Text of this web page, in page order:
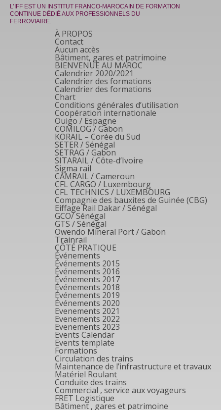
L’IFF EST UN INSTITUT FRANCO-MAROCAIN DE FORMATION
CONTINUE DÉDIÉ AUX PROFESSIONNELS DU
FERROVIAIRE.
À PROPOS
Contact
Aucun accès
Bâtiment, gares et patrimoine
BIENVENUE AU MAROC
Calendrier 2020/2021
Calendrier des formations
Calendrier des formations
Chart
Conditions générales d’utilisation
Coopération internationale
Ouigo / Espagne
COMILOG / Gabon
KORAIL – Corée du Sud
SETER / Sénégal
SETRAG / Gabon
SITARAIL / Côte-d’Ivoire
Sigma rail
CAMRAIL / Cameroun
CFL CARGO / Luxembourg
CFL TECHNICS / LUXEMBOURG
Compagnie des bauxites de Guinée (CBG)
Eiffage Rail Dakar / Sénégal
GCO/ Sénégal
GTS / Sénégal
Owendo Mineral Port / Gabon
Trainrail
CÔTÉ PRATIQUE
Événements
Événements 2015
Événements 2016
Événements 2017
Événements 2018
Événements 2019
Événements 2020
Evenements 2021
Evenements 2022
Evenements 2023
Events Calendar
Events template
Formations
Circulation des trains
Maintenance de l’infrastructure et travaux
Matériel Roulant
Conduite des trains
Commercial , service aux voyageurs
FRET Logistique
Bâtiment , gares et patrimoine